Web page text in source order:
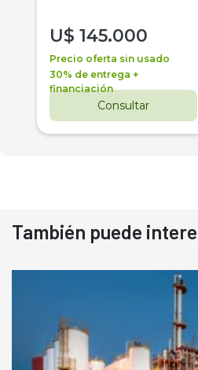
U$ 145.000
Precio oferta sin usado
30% de entrega +
financiación
Consultar
También puede